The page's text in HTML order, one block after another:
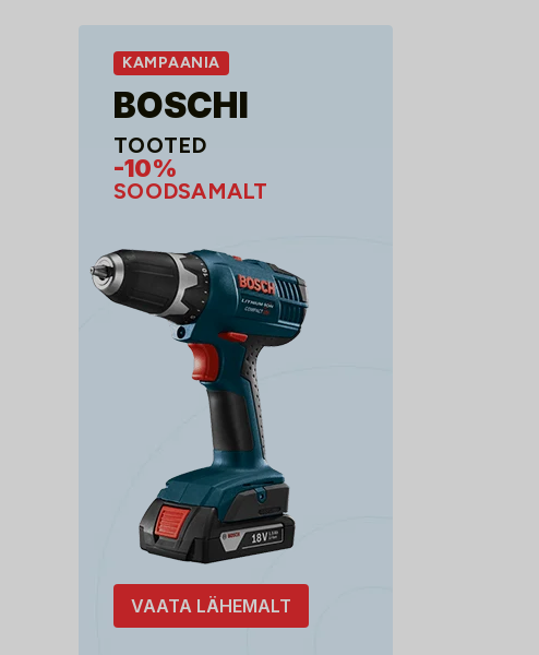
KAMPAANIA
BOSCHI
TOOTED
-10%
SOODSAMALT
VAATA LÄHEMALT